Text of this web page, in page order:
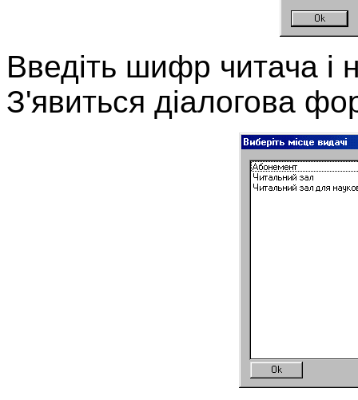
Введіть шифр читача і
З'явиться діалогова